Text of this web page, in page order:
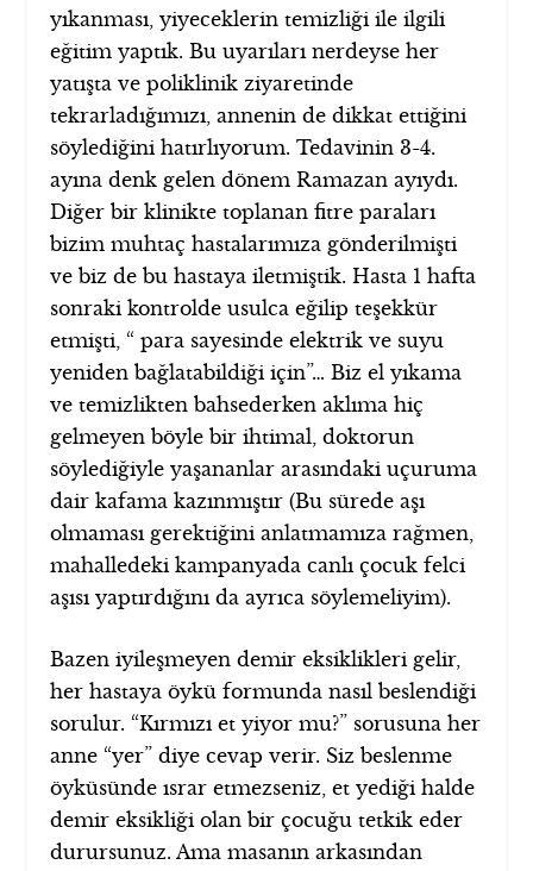
yıkanması, yiyeceklerin temizliği ile ilgili
eğitim yaptık. Bu uyarıları nerdeyse her
yatışta ve poliklinik ziyaretinde
tekrarladığımızı, annenin de dikkat ettiğini
söylediğini hatırlıyorum. Tedavinin 3-4.
ayına denk gelen dönem Ramazan ayıydı.
Diğer bir klinikte toplanan fitre paraları
bizim muhtaç hastalarımıza gönderilmişti
ve biz de bu hastaya iletmiştik. Hasta 1 hafta
sonraki kontrolde usulca eğilip teşekkür
etmişti, “ para sayesinde elektrik ve suyu
yeniden bağlatabildiği için”… Biz el yıkama
ve temizlikten bahsederken aklıma hiç
gelmeyen böyle bir ihtimal, doktorun
söylediğiyle yaşananlar arasındaki uçuruma
dair kafama kazınmıştır (Bu sürede aşı
olmaması gerektiğini anlatmamıza rağmen,
mahalledeki kampanyada canlı çocuk felci
aşısı yaptırdığını da ayrıca söylemeliyim).
Bazen iyileşmeyen demir eksiklikleri gelir,
her hastaya öykü formunda nasıl beslendiği
sorulur. “Kırmızı et yiyor mu?” sorusuna her
anne “yer” diye cevap verir. Siz beslenme
öyküsünde ısrar etmezseniz, et yediği halde
demir eksikliği olan bir çocuğu tetkik eder
durursunuz. Ama masanın arkasından